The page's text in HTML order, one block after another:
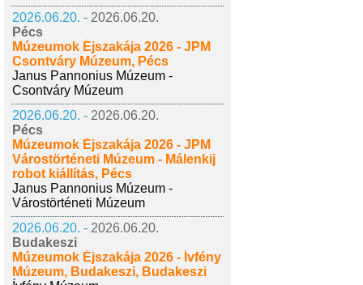
2026.06.20. - 2026.06.20.
Pécs
Múzeumok Éjszakája 2026 - JPM
Csontváry Múzeum, Pécs
Janus Pannonius Múzeum -
Csontváry Múzeum
2026.06.20. - 2026.06.20.
Pécs
Múzeumok Éjszakája 2026 - JPM
Várostörténeti Múzeum - Málenkij
robot kiállítás, Pécs
Janus Pannonius Múzeum -
Várostörténeti Múzeum
2026.06.20. - 2026.06.20.
Budakeszi
Múzeumok Éjszakája 2026 - Ívfény
Múzeum, Budakeszi, Budakeszi